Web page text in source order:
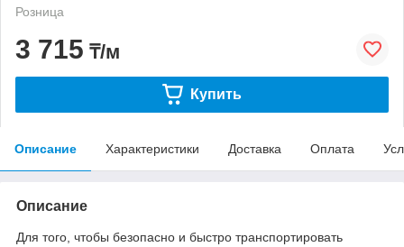
Розница
3 715 ₸/м
Купить
Описание Характеристики Доставка Оплата
Описание
Для того, чтобы безопасно и быстро транспортировать